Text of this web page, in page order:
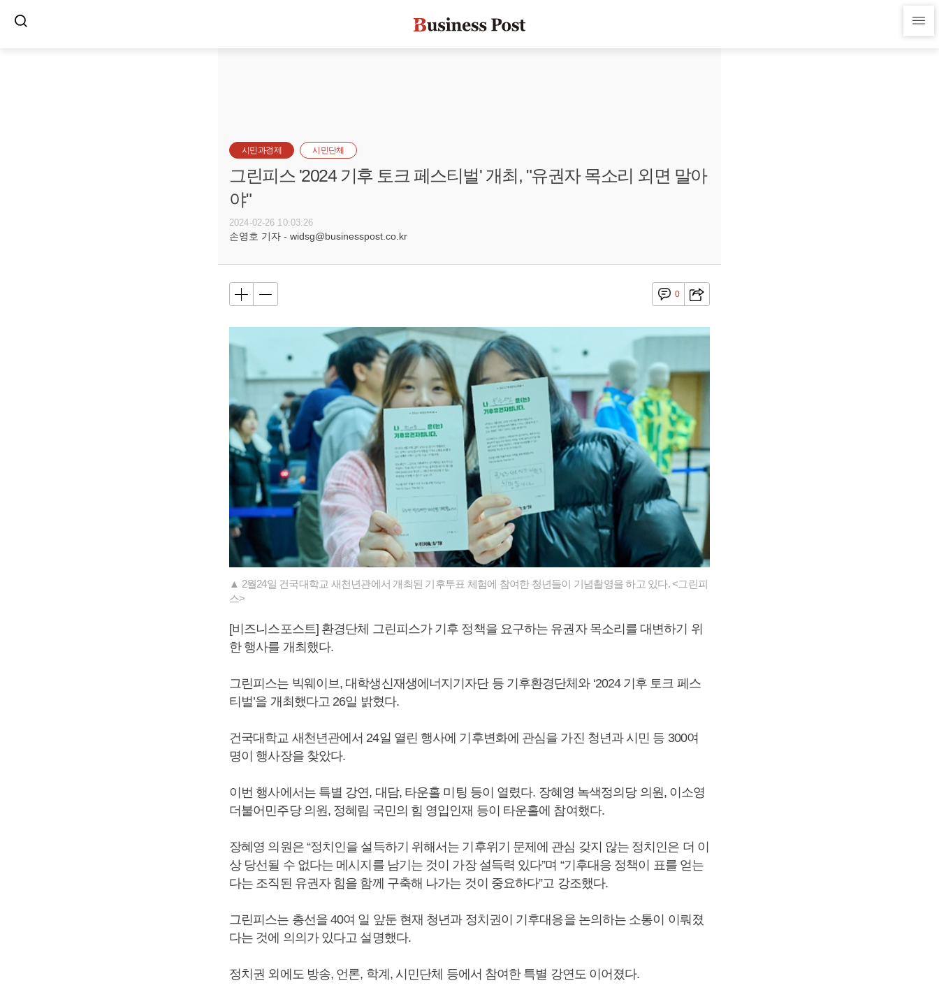
시민과경제 시민단체
그린피스 '2024 기후 토크 페스티벌' 개최, "유권자 목소리 외면 말아
야"
2024-02-26 10:03:26
손영호 기자 - widsg@businesspost.co.kr
0
▲ 2월24일 건국대학교 새천년관에서 개최된 기후투표 체험에 참여한 청년들이 기념촬영을 하고 있다. <그린피
스>
[비즈니스포스트] 환경단체 그린피스가 기후 정책을 요구하는 유권자 목소리를 대변하기 위
한 행사를 개최했다.
그린피스는 빅웨이브, 대학생신재생에너지기자단 등 기후환경단체와 ‘2024 기후 토크 페스
티벌’을 개최했다고 26일 밝혔다.
건국대학교 새천년관에서 24일 열린 행사에 기후변화에 관심을 가진 청년과 시민 등 300여
명이 행사장을 찾았다.
이번 행사에서는 특별 강연, 대담, 타운홀 미팅 등이 열렸다. 장혜영 녹색정의당 의원, 이소영
더불어민주당 의원, 정혜림 국민의 힘 영입인재 등이 타운홀에 참여했다.
장혜영 의원은 “정치인을 설득하기 위해서는 기후위기 문제에 관심 갖지 않는 정치인은 더 이
상 당선될 수 없다는 메시지를 남기는 것이 가장 설득력 있다”며 “기후대응 정책이 표를 얻는
다는 조직된 유권자 힘을 함께 구축해 나가는 것이 중요하다”고 강조했다.
그린피스는 총선을 40여 일 앞둔 현재 청년과 정치권이 기후대응을 논의하는 소통이 이뤄졌
다는 것에 의의가 있다고 설명했다.
정치권 외에도 방송, 언론, 학계, 시민단체 등에서 참여한 특별 강연도 이어졌다.